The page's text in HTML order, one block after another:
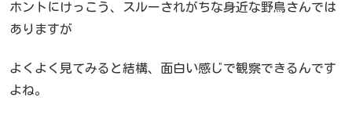
ホントにけっこう、スルーされがちな身近な野鳥さんでは
ありますが
よくよく見てみると結構、面白い感じで観察できるんです
よね。